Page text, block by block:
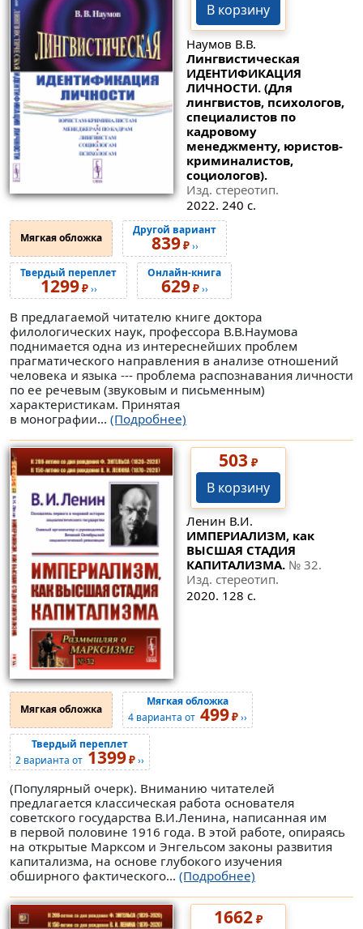
В корзину
Наумов В.В.
Лингвистическая
ИДЕНТИФИКАЦИЯ
ЛИЧНОСТИ. (Для
лингвистов, психологов,
специалистов по
кадровому
менеджменту, юристов-
криминалистов,
социологов).
Изд. стереотип.
2022. 240 с.
Мягкая обложка
Другой вариант
839₽››
Твердый переплет
1299₽››
Онлайн-книга
629₽››
В предлагаемой читателю книге доктора
филологических наук, профессора В.В.Наумова
поднимается одна из интереснейших проблем
прагматического направления в анализе отношений
человека и языка --- проблема распознавания личности
по ее речевым (звуковым и письменным)
характеристикам. Принятая
в монографии... (Подробнее)
503₽
В корзину
Ленин В.И.
ИМПЕРИАЛИЗМ, как
ВЫСШАЯ СТАДИЯ
КАПИТАЛИЗМА. № 32.
Изд. стереотип.
2020. 128 с.
Мягкая обложка
Мягкая обложка
4 варианта от 499₽››
Твердый переплет
2 варианта от 1399₽››
(Популярный очерк). Вниманию читателей
предлагается классическая работа основателя
советского государства В.И.Ленина, написанная им
в первой половине 1916 года. В этой работе, опираясь
на открытые Марксом и Энгельсом законы развития
капитализма, на основе глубокого изучения
обширного фактического... (Подробнее)
1662₽